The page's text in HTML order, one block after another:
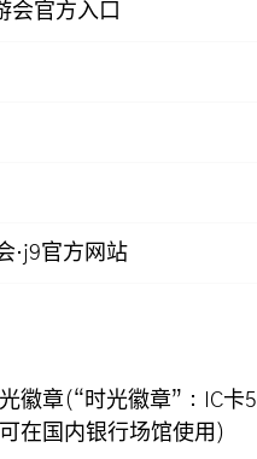
会官方入口
·j9官方网站
徽章(“时光徽章”：IC卡5
在国内银行场馆使用)